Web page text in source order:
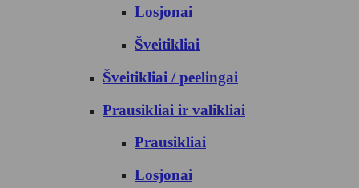
Losjonai
Šveitikliai
Šveitikliai / peelingai
Prausikliai ir valikliai
Prausikliai
Losjonai